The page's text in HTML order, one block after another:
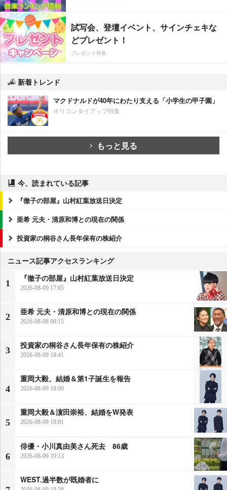
試写会、登壇イベント、サインチェキな
どプレゼント！
プレゼント特集
新着トレンド
マクドナルドが40年にわたり支える「小学生の甲子園」
オリコンタイアップ特集
もっと見る
今、読まれている記事
『徹子の部屋』山村紅葉放送日決定
亜希 元夫・清原和博との現在の関係
投資家の桐谷さん長年保有の株紹介
ニュース記事アクセスランキング
1
『徹子の部屋』山村紅葉放送日決定
2026-08-09 17:05
2
亜希 元夫・清原和博との現在の関係
2026-08-08 08:15
3
投資家の桐谷さん長年保有の株紹介
2026-08-09 18:41
4
重岡大毅、結婚＆第1子誕生を報告
2026-08-09 18:00
5
重岡大毅＆濵田崇裕、結婚をW発表
2026-08-09 18:01
6
俳優・小川真由美さん死去 86歳
2026-08-09 19:13
WEST.過半数が既婚者に